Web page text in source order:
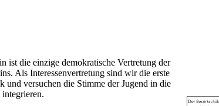
ist die einzige demokratische Vertretung der
Als Interessenvertretung sind wir die erste
und versuchen die Stimme der Jugend in die